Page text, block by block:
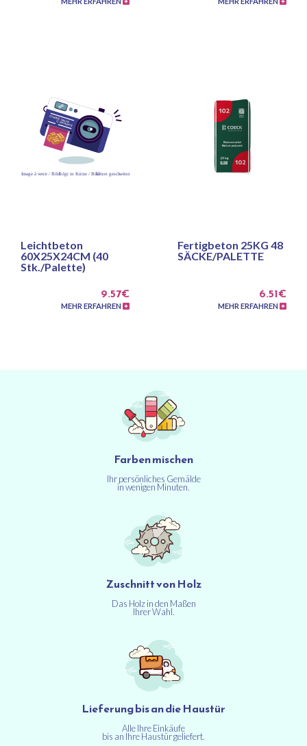
Leichtbeton
60X25X24CM (40
Stk./Palette)
9.57€
MEHR ERFAHREN
Fertigbeton 25KG 48
SÄCKE/PALETTE
6.51€
MEHR ERFAHREN
Farben mischen
Ihr persönliches Gemälde
in wenigen Minuten.
Zuschnitt von Holz
Das Holz in den Maßen
Ihrer Wahl.
Lieferung bis an die Haustür
Alle Ihre Einkäufe
bis an Ihre Haustür geliefert.